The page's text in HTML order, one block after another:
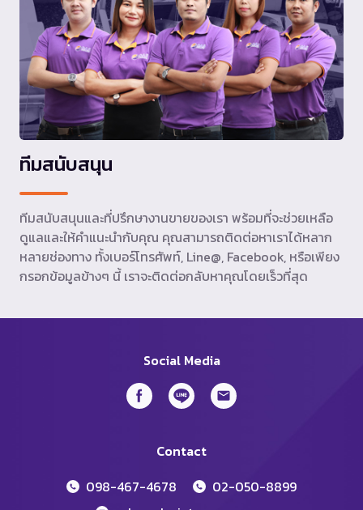
ทีมสนับสนุน
ทีมสนับสนุนและที่ปรึกษางานขายของเรา พร้อมที่จะช่วยเหลือ
ดูแลและให้คำแนะนำกับคุณ คุณสามารถติดต่อหาเราได้หลาก
หลายช่องทาง ทั้งเบอร์โทรศัพท์, Line@, Facebook, หรือเพียง
กรอกข้อมูลข้างๆ นี้ เราจะติดต่อกลับหาคุณโดยเร็วที่สุด
Social Media
Contact
098-467-4678
02-050-8899